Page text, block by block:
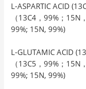
L-ASPARTIC ACID
（13C4，99%；
99%; 15N, 99%)
L-GLUTAMIC ACID
（13C5，99%；15N
99%; 15N, 99%)